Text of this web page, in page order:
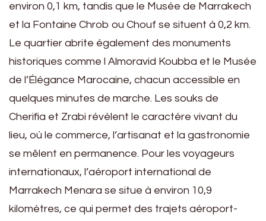
environ 0,1 km, tandis que le Musée de Marrakech
et la Fontaine Chrob ou Chouf se situent à 0,2 km.
Le quartier abrite également des monuments
historiques comme l Almoravid Koubba et le Musée
de l’Élégance Marocaine, chacun accessible en
quelques minutes de marche. Les souks de
Cherifia et Zrabi révèlent le caractère vivant du
lieu, où le commerce, l’artisanat et la gastronomie
se mêlent en permanence. Pour les voyageurs
internationaux, l’aéroport international de
Marrakech Menara se situe à environ 10,9
kilomètres, ce qui permet des trajets aéroport-